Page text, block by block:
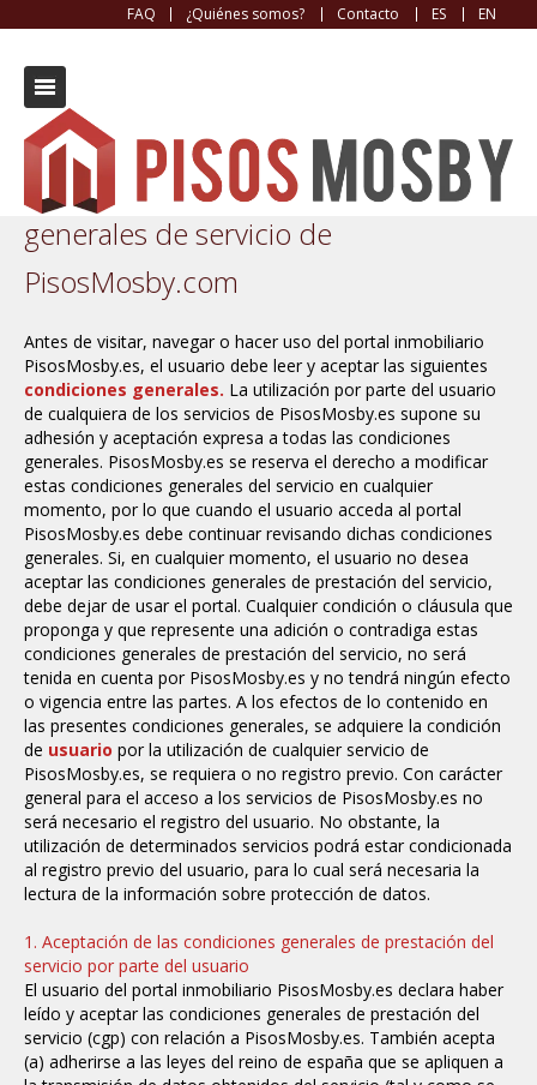
FAQ ¿Quiénes somos? Contacto ES EN
Aviso legal sobre las condiciones
generales de servicio de
PisosMosby.com
Antes de visitar, navegar o hacer uso del portal inmobiliario
PisosMosby.es, el usuario debe leer y aceptar las siguientes
condiciones generales. La utilización por parte del usuario
de cualquiera de los servicios de PisosMosby.es supone su
adhesión y aceptación expresa a todas las condiciones
generales. PisosMosby.es se reserva el derecho a modificar
estas condiciones generales del servicio en cualquier
momento, por lo que cuando el usuario acceda al portal
PisosMosby.es debe continuar revisando dichas condiciones
generales. Si, en cualquier momento, el usuario no desea
aceptar las condiciones generales de prestación del servicio,
debe dejar de usar el portal. Cualquier condición o cláusula que
proponga y que represente una adición o contradiga estas
condiciones generales de prestación del servicio, no será
tenida en cuenta por PisosMosby.es y no tendrá ningún efecto
o vigencia entre las partes. A los efectos de lo contenido en
las presentes condiciones generales, se adquiere la condición
de usuario por la utilización de cualquier servicio de
PisosMosby.es, se requiera o no registro previo. Con carácter
general para el acceso a los servicios de PisosMosby.es no
será necesario el registro del usuario. No obstante, la
utilización de determinados servicios podrá estar condicionada
al registro previo del usuario, para lo cual será necesaria la
lectura de la información sobre protección de datos.
1. Aceptación de las condiciones generales de prestación del
servicio por parte del usuario
El usuario del portal inmobiliario PisosMosby.es declara haber
leído y aceptar las condiciones generales de prestación del
servicio (cgp) con relación a PisosMosby.es. También acepta
(a) adherirse a las leyes del reino de españa que se apliquen a